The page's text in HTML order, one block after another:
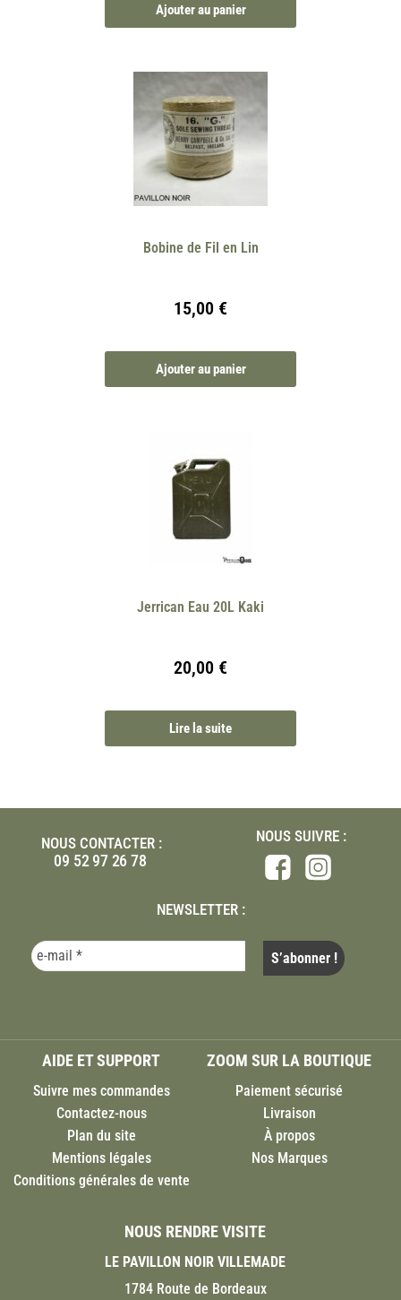
Ajouter au panier
Bobine de Fil en Lin
15,00 €
Ajouter au panier
Jerrican Eau 20L Kaki
20,00 €
Lire la suite
NOUS CONTACTER :
09 52 97 26 78
NOUS SUIVRE :
NEWSLETTER :
AIDE ET SUPPORT
Suivre mes commandes
Contactez-nous
Plan du site
Mentions légales
Conditions générales de vente
ZOOM SUR LA BOUTIQUE
Paiement sécurisé
Livraison
À propos
Nos Marques
NOUS RENDRE VISITE
LE PAVILLON NOIR VILLEMADE
1784 Route de Bordeaux